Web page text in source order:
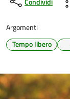
Argomenti
Tempo libero